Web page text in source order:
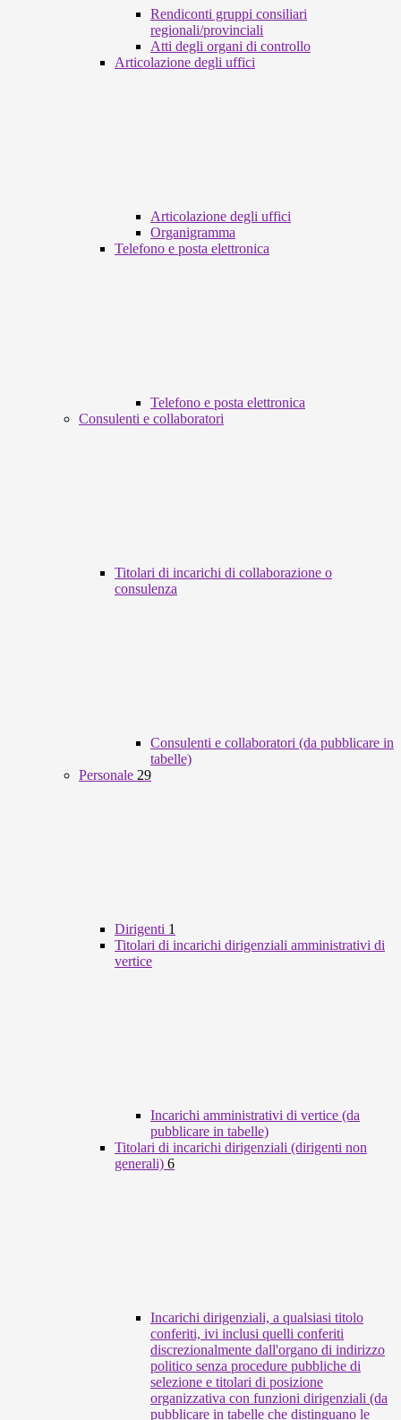
Rendiconti gruppi consiliari
regionali/provinciali
Atti degli organi di controllo
Articolazione degli uffici
Articolazione degli uffici
Organigramma
Telefono e posta elettronica
Telefono e posta elettronica
Consulenti e collaboratori
Titolari di incarichi di collaborazione o
consulenza
Consulenti e collaboratori (da pubblicare in
tabelle)
Personale 29
Dirigenti 1
Titolari di incarichi dirigenziali amministrativi di
vertice
Incarichi amministrativi di vertice (da
pubblicare in tabelle)
Titolari di incarichi dirigenziali (dirigenti non
generali) 6
Incarichi dirigenziali, a qualsiasi titolo
conferiti, ivi inclusi quelli conferiti
discrezionalmente dall'organo di indirizzo
politico senza procedure pubbliche di
selezione e titolari di posizione
organizzativa con funzioni dirigenziali (da
pubblicare in tabelle che distinguano le